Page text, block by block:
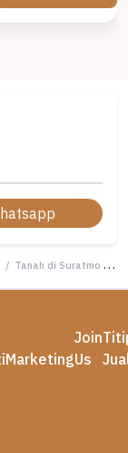
/ Tanah di Suratmo , Semarang ( Tt 7959 )
Marketing
Join
Us